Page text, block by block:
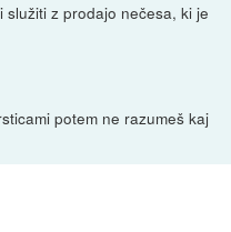
z prodajo nečesa, ki je
potem ne razumeš kaj